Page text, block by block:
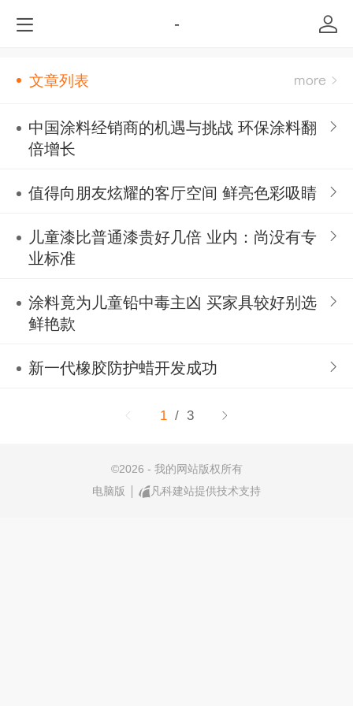
-
文章列表
中国涂料经销商的机遇与挑战 环保涂料翻
倍增长
值得向朋友炫耀的客厅空间 鲜亮色彩吸睛
儿童漆比普通漆贵好几倍 业内：尚没有专
业标准
涂料竟为儿童铅中毒主凶 买家具较好别选
鲜艳款
新一代橡胶防护蜡开发成功
1 / 3
©2026 - 我的网站版权所有
电脑版
凡科建站提供技术支持